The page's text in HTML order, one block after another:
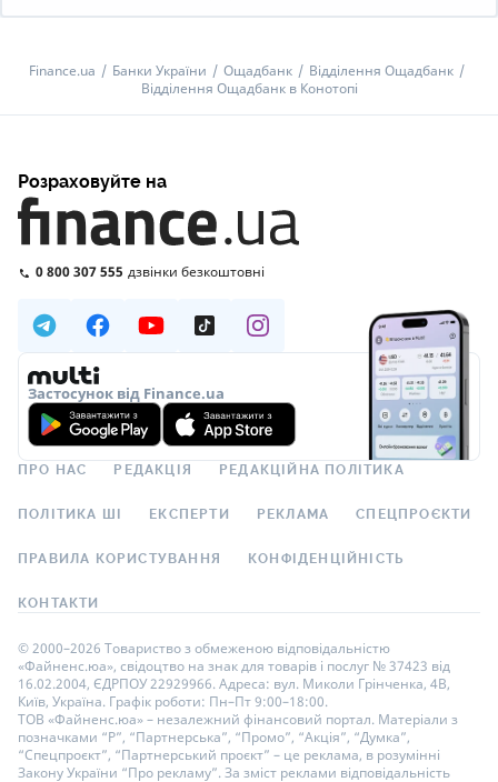
Finance.ua Банки України Ощадбанк
Відділення Ощадбанк
Відділення Ощадбанк в Конотопі
Розраховуйте на
0 800 307 555 дзвінки безкоштовні
Застосунок від Finance.ua
ПРО НАС РЕДАКЦІЯ РЕДАКЦІЙНА ПОЛІТИКА
ПОЛІТИКА ШІ ЕКСПЕРТИ РЕКЛАМА СПЕЦПРОЄКТИ
ПРАВИЛА КОРИСТУВАННЯ КОНФІДЕНЦІЙНІСТЬ
КОНТАКТИ
© 2000–2026 Товариство з обмеженою відповідальністю
«Файненс.юа», свідоцтво на знак для товарів і послуг № 37423 від
16.02.2004, ЄДРПОУ 22929966. Адреса: вул. Миколи Грінченка, 4В,
Київ, Україна. Графік роботи: Пн–Пт 9:00–18:00.
ТОВ «Файненс.юа» – незалежний фінансовий портал. Матеріали з
позначками “Р”, “Партнерська”, “Промо”, “Акція”, “Думка”,
“Спецпроєкт”, “Партнерський проєкт” – це реклама, в розумінні
Закону України “Про рекламу”. За зміст реклами відповідальність